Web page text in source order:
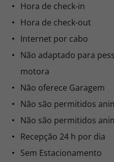
Hora de check-in
Hora de check-out
Internet por cabo
Não adaptado para
motora
Não oferece Garagem
Não são permitidos
Não são permitidos
Recepção 24 h por dia
Sem Estacionamento